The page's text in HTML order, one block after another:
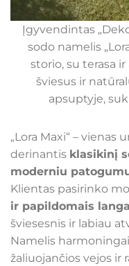
Įgyvendintas
sodo namelis
storio, su terasa
šviesus ir
apsuptyje,
„Lora Maxi“ – vienas
derinantis klasikinį
moderniu
Klientas pasirinko
ir papildomais
šviesesnis ir labiau
Namelis
žaliuojančios vejos ir